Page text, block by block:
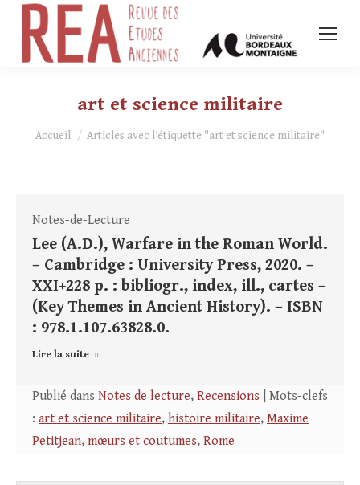
art et science militaire
Vous êtes ici :
Accueil Articles avec l’étiquette "art et science militaire"
Notes-de-Lecture
Lee (A.D.), Warfare in the Roman World.
– Cambridge : University Press, 2020. –
XXI+228 p. : bibliogr., index, ill., cartes –
(Key Themes in Ancient History). – ISBN
: 978.1.107.63828.0.
Lire la suite
Publié dans Notes de lecture, Recensions | Mots-clefs
: art et science militaire, histoire militaire, Maxime
Petitjean, mœurs et coutumes, Rome